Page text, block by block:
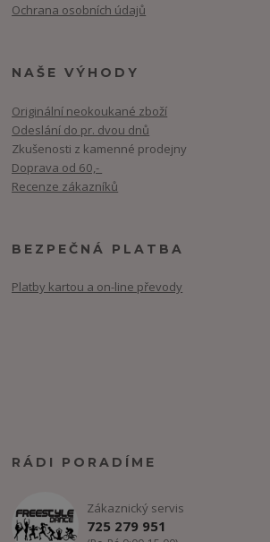
Ochrana osobních údajů
NAŠE VÝHODY
Originální neokoukané zboží
Odeslání do pr. dvou dnů
Zkušenosti z kamenné prodejny
Doprava od 60,-
Recenze zákazníků
BEZPEČNÁ PLATBA
Platby kartou a on-line převody
RÁDI PORADÍME
Zákaznický servis
725 279 951